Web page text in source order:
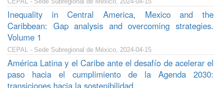
Inequality in Central America, Mexico and the
Caribbean: Gap analysis and overcoming strategies.
Volume 1
CEPAL - Sede Subregional de México, 2024-04-15
América Latina y el Caribe ante el desafío de acelerar el
paso hacia el cumplimiento de la Agenda 2030:
transiciones hacia la sostenibilidad